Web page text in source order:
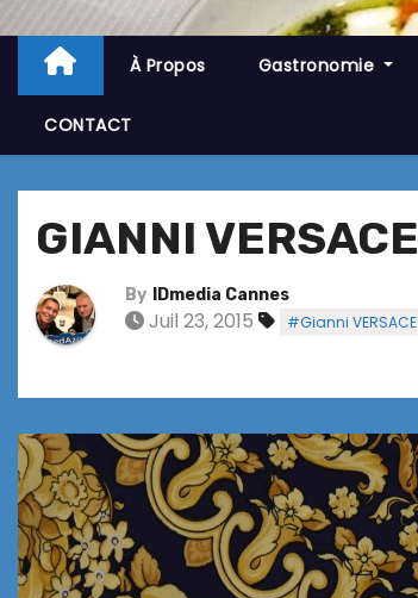
À Propos Gastronomie
CONTACT
GIANNI VERSACE
By IDmedia Cannes
Juil 23, 2015 #Gianni VERSACE